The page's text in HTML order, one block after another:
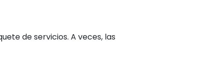
de servicios. A veces, las